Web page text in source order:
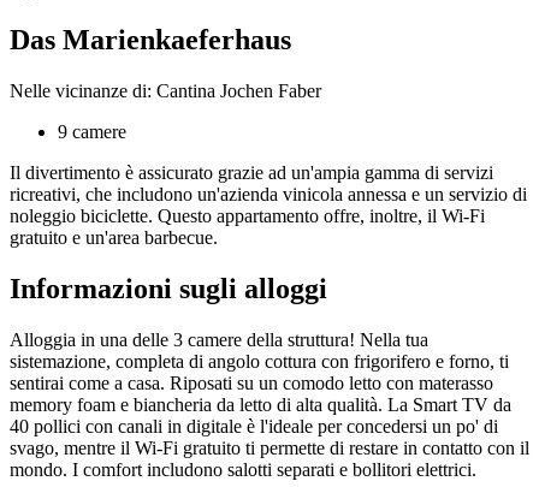
Das Marienkaeferhaus
Nelle vicinanze di: Cantina Jochen Faber
9 camere
Il divertimento è assicurato grazie ad un'ampia gamma di servizi
ricreativi, che includono un'azienda vinicola annessa e un servizio di
noleggio biciclette. Questo appartamento offre, inoltre, il Wi-Fi
gratuito e un'area barbecue.
Informazioni sugli alloggi
Alloggia in una delle 3 camere della struttura! Nella tua
sistemazione, completa di angolo cottura con frigorifero e forno, ti
sentirai come a casa. Riposati su un comodo letto con materasso
memory foam e biancheria da letto di alta qualità. La Smart TV da
40 pollici con canali in digitale è l'ideale per concedersi un po' di
svago, mentre il Wi-Fi gratuito ti permette di restare in contatto con il
mondo. I comfort includono salotti separati e bollitori elettrici.